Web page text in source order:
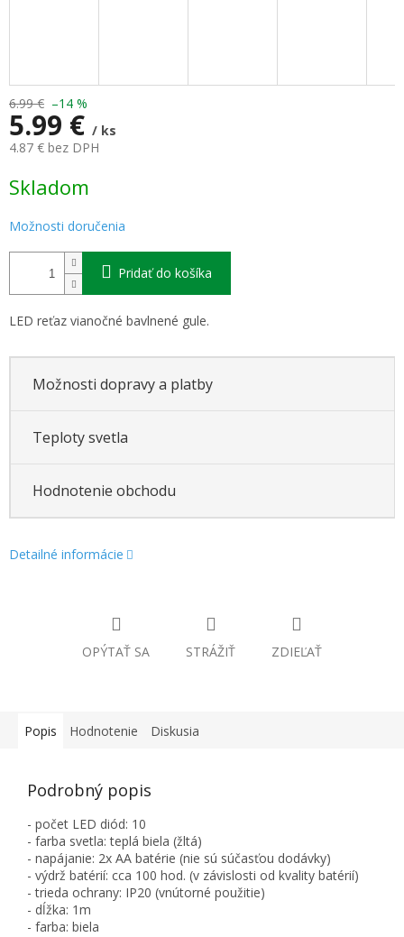
6.99 € –14 %
5.99 € / ks
4.87 € bez DPH
cena:
Skladom
Možnosti doručenia
Pridať do košíka
LED reťaz vianočné bavlnené gule.
Možnosti dopravy a platby
Teploty svetla
Hodnotenie obchodu
Detailné informácie
OPÝTAŤ SA STRÁŽIŤ ZDIEĽAŤ
Popis Hodnotenie Diskusia
Podrobný popis
- počet LED diód: 10
- farba svetla: teplá biela (žltá)
- napájanie: 2x AA batérie (nie sú súčasťou dodávky)
- výdrž batérií: cca 100 hod. (v závislosti od kvality batérií)
- trieda ochrany: IP20 (vnútorné použitie)
- dĺžka: 1m
- farba: biela